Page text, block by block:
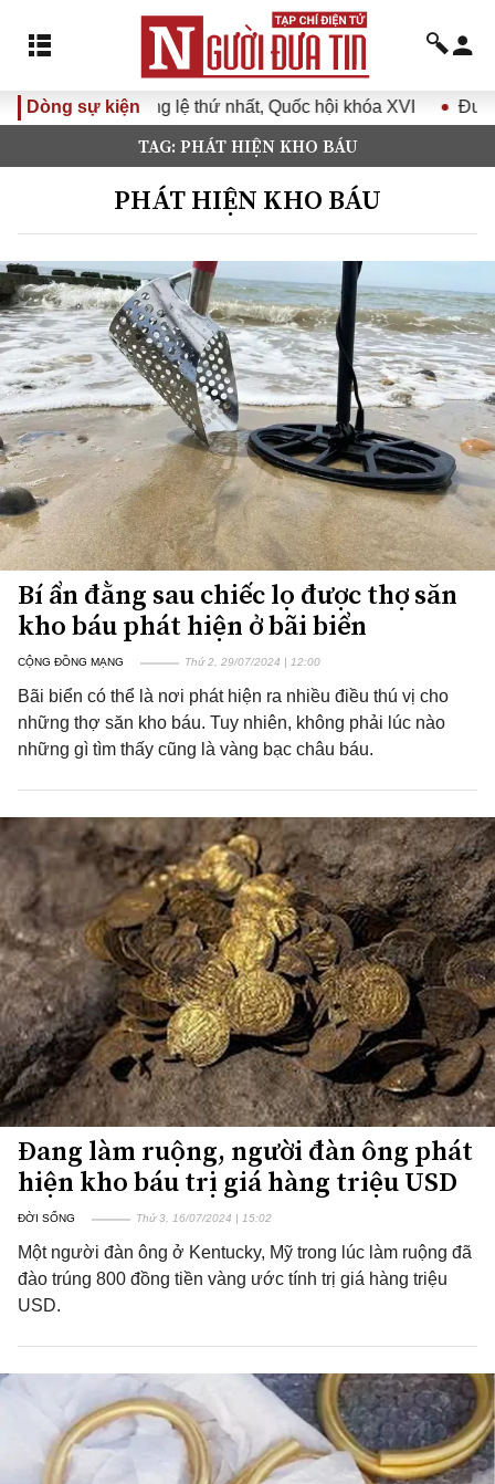
Dòng sự kiện
nhất, Quốc hội khóa XVI Đưa Nghị quyết Đại hội Đảng
TAG: PHÁT HIỆN KHO BÁU
PHÁT HIỆN KHO BÁU
Bí ẩn đằng sau chiếc lọ được thợ săn
kho báu phát hiện ở bãi biển
CỘNG ĐỒNG MẠNG Thứ 2, 29/07/2024 | 12:00
Bãi biển có thể là nơi phát hiện ra nhiều điều thú vị cho
những thợ săn kho báu. Tuy nhiên, không phải lúc nào
những gì tìm thấy cũng là vàng bạc châu báu.
Đang làm ruộng, người đàn ông phát
hiện kho báu trị giá hàng triệu USD
ĐỜI SỐNG Thứ 3, 16/07/2024 | 15:02
Một người đàn ông ở Kentucky, Mỹ trong lúc làm ruộng đã
đào trúng 800 đồng tiền vàng ước tính trị giá hàng triệu
USD.